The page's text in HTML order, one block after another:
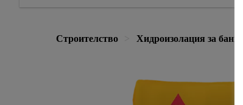
Строителство Хидроизолация за